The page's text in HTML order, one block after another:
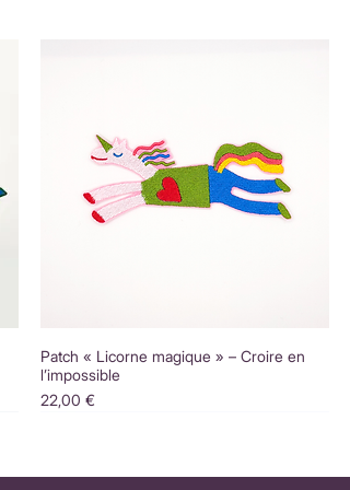
Patch « Licorne magique » – Croire en
l’impossible
Prix
22,00 €